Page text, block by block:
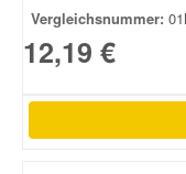
Vergleichsnummer:
12,19 €